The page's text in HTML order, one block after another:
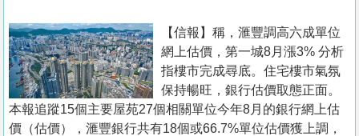
置
業
手
冊
【信報】稱，滙豐調高六成單位
網上估價，第一城8月漲3% 分析
指樓市完成尋底。住宅樓市氣氛
保持暢旺，銀行估價取態正面。
本報追蹤15個主要屋苑27個相關單位今年8月的銀行網上估
價（估價），滙豐銀行共有18個或66.7%單位估價獲上調，